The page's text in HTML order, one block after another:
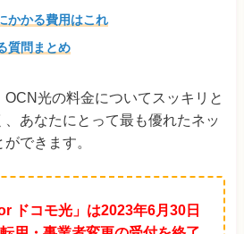
かかる費用はこれ
質問まとめ
光の料金についてスッキリと
あなたにとって最も優れたネッ
できます。
ドコモ光」は2023年6月30日